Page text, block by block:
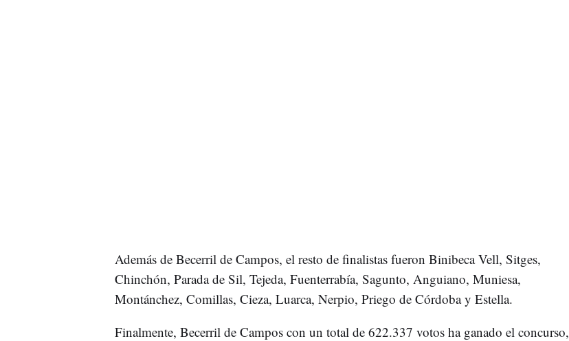
Además de Becerril de Campos, el resto de finalistas fueron Binibeca Vell, Sitges,
Chinchón, Parada de Sil, Tejeda, Fuenterrabía, Sagunto, Anguiano, Muniesa,
Montánchez, Comillas, Cieza, Luarca, Nerpio, Priego de Córdoba y Estella.
Finalmente, Becerril de Campos con un total de 622.337 votos ha ganado el concurso,